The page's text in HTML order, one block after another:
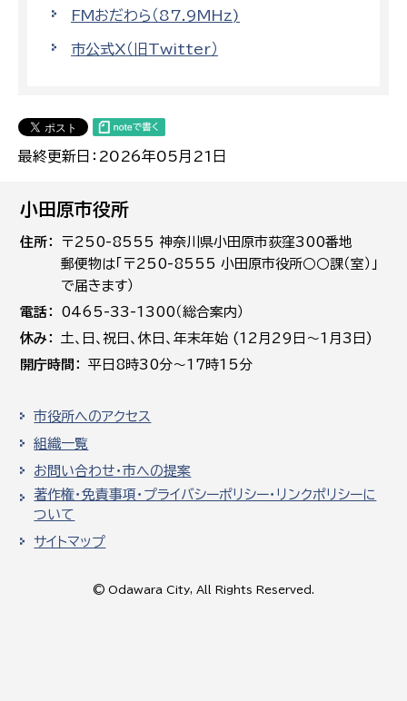
最終更新日：2026年05月21日
FMおだわら（87.9MHz)
市公式X（旧Twitter）
小田原市役所
住所
〒250-8555 神奈川県小田原市荻窪300番地
郵便物は「〒250-8555 小田原市役所○○課（室）」
で届きます）
電話
0465-33-1300（総合案内）
休み
土､日､祝日、休日、年末年始 (12月29日～1月3日)
開庁時間
平日8時30分～17時15分
市役所へのアクセス
組織一覧
お問い合わせ・市への提案
著作権・免責事項・プライバシーポリシー・リンクポリシーに
ついて
サイトマップ
© Odawara City, All Rights Reserved.